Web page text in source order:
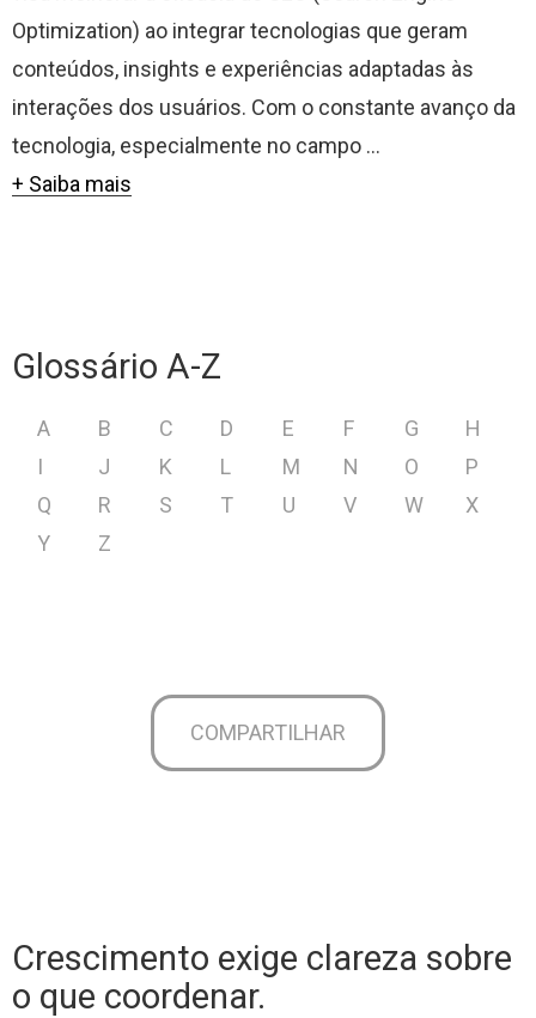
Optimization) ao integrar tecnologias que geram
conteúdos, insights e experiências adaptadas às
interações dos usuários. Com o constante avanço da
tecnologia, especialmente no campo ...
+ Saiba mais
Glossário A-Z
A B C D E F G
H
I
J K L M N O
P
Q
R S T U V W
X
Y
Z
COMPARTILHAR
Crescimento exige clareza sobre
o que coordenar.